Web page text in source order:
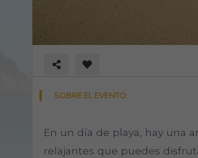
SOBRE EL EVENTO
En un día de playa, hay una
relajantes que puedes